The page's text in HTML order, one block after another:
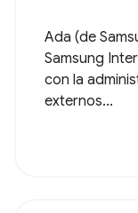
Ada (de
Samsung
con la
externos...